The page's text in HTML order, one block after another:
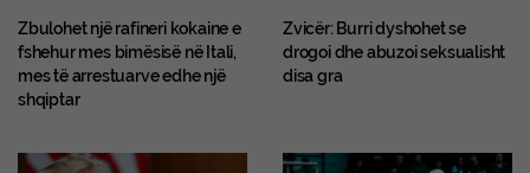
Zbulohet një rafineri kokaine e
fshehur mes bimësisë në Itali,
mes të arrestuarve edhe një
shqiptar
Zvicër: Burri dyshohet se
drogoi dhe abuzoi seksualisht
disa gra